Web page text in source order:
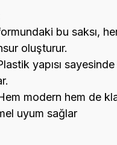
bu saksı,
oluşturur.
yapısı
modern hem de
uyum sağlar